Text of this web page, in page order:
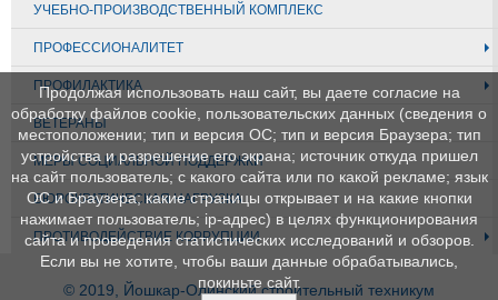
УЧЕБНО-ПРОИЗВОДСТВЕННЫЙ КОМПЛЕКС
ПРОФЕССИОНАЛИТЕТ
ПРОФИЛАКТИКА
ВЕТЕРАНЫ
МЕРЫ СОЦИАЛЬНОЙ ПОДДЕРЖКИ
БЮРОКРАТИЧЕСКАЯ НАГРУЗКА
ПРОТИВОДЕЙСТВИЕ КОРРУПЦИИ
© 2019, Йошкар-Олинский строительный техникум
Продолжая использовать наш сайт, вы даете согласие на
обработку файлов cookie, пользовательских данных (сведения о
местоположении; тип и версия ОС; тип и версия Браузера; тип
устройства и разрешение его экрана; источник откуда пришел
на сайт пользователь; с какого сайта или по какой рекламе; язык
ОС и Браузера; какие страницы открывает и на какие кнопки
нажимает пользователь; ip-адрес) в целях функционирования
сайта и проведения статистических исследований и обзоров.
Если вы не хотите, чтобы ваши данные обрабатывались,
покиньте сайт.